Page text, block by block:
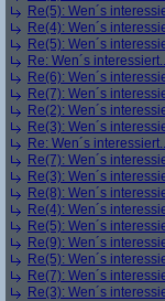
Re(5): Wen´s
Re(4): Wen´s
Re(5): Wen´s
Re: Wen´s
Re(6): Wen´s
Re(7): Wen´s
Re(2): Wen´s
Re(3): Wen´s
Re: Wen´s
Re(7): Wen´s
Re(3): Wen´s
Re(8): Wen´s
Re(4): Wen´s
Re(5): Wen´s
Re(9): Wen´s
Re(5): Wen´s
Re(7): Wen´s
Re(3): Wen´s